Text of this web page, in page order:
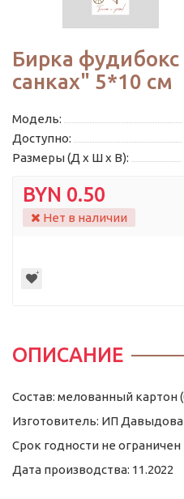
Бирка фудибокс
санках" 5*10 см
Модель:
Доступно:
Размеры (Д x Ш x В):
BYN 0.50
Нет в наличии
ОПИСАНИЕ
Состав: мелованный картон
Изготовитель: ИП
Срок годности не ограничен
Дата производства: 11.2022